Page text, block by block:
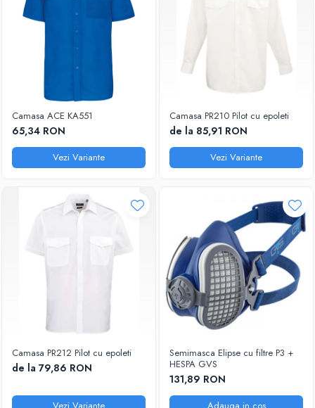
Camasa ACE KA551
65,34 RON
Vezi Variante
Camasa PR210 Pilot cu epoleti
de la 85,91 RON
Vezi Variante
Camasa PR212 Pilot cu epoleti
de la 79,86 RON
Semimasca Elipse cu filtre P3 +
HESPA GVS
131,89 RON